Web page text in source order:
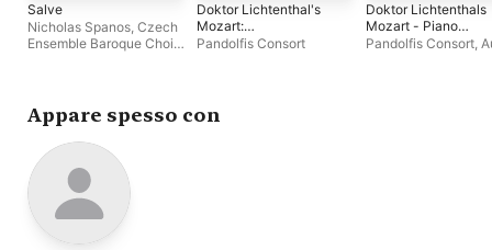
Salve
Nicholas Spanos, Czech
Ensemble Baroque Choir,
Doktor Lichtenthal's
Mozart:
Symphonies
Pandolfis Consort
Doktor Lichtenthals
Mozart - Piano
Works
Pandolfis Consort,
Appare spesso con